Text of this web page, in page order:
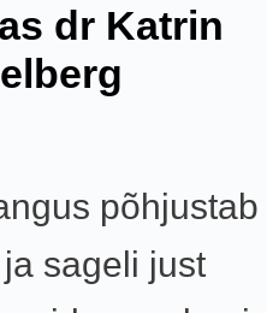
dr Katrin
sageli just